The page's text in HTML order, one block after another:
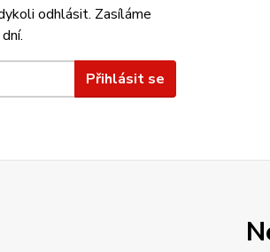
odhlásit. Zasíláme
Přihlásit se